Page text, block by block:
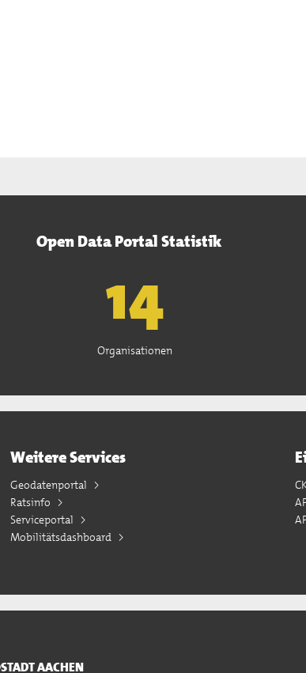
Open Data Portal Statistik
15
Organisationen
Weitere Services
Geodatenportal
Ratsinfo
Serviceportal
Mobilitätsdashboard
AACHEN